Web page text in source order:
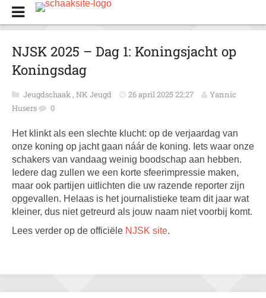
NJSK 2025 – Dag 1: Koningsjacht op
Koningsdag
Jeugdschaak, NK Jeugd 26 april 2025 22:27
Yannic
Husers
0
Het klinkt als een slechte klucht: op de verjaardag van
onze koning op jacht gaan náár de koning. Iets waar onze
schakers van vandaag weinig boodschap aan hebben.
Iedere dag zullen we een korte sfeerimpressie maken,
maar ook partijen uitlichten die uw razende reporter zijn
opgevallen. Helaas is het journalistieke team dit jaar wat
kleiner, dus niet getreurd als jouw naam niet voorbij komt.
Lees verder op de officiële NJSK site.